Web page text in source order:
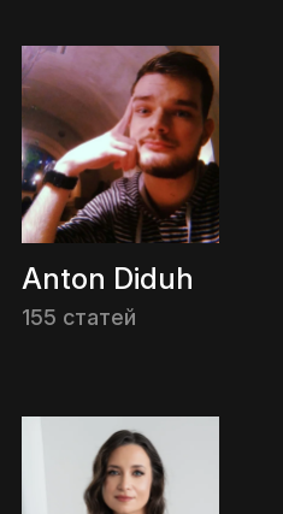
Anton Diduh
155 статей